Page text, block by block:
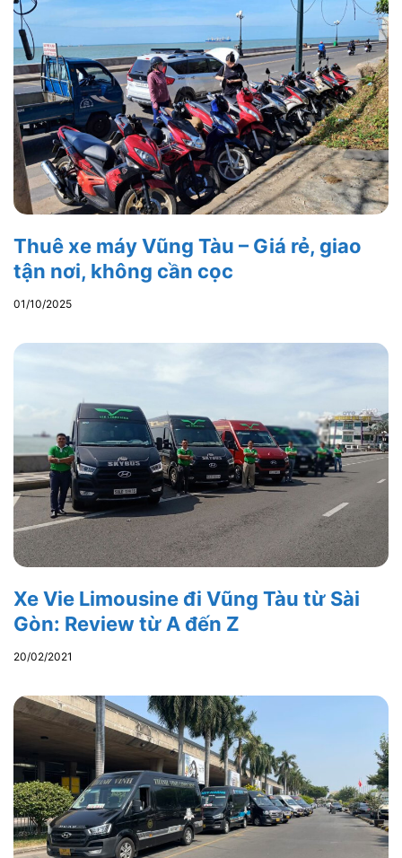
Thuê xe máy Vũng Tàu – Giá rẻ, giao
tận nơi, không cần cọc
01/10/2025
Xe Vie Limousine đi Vũng Tàu từ Sài
Gòn: Review từ A đến Z
20/02/2021